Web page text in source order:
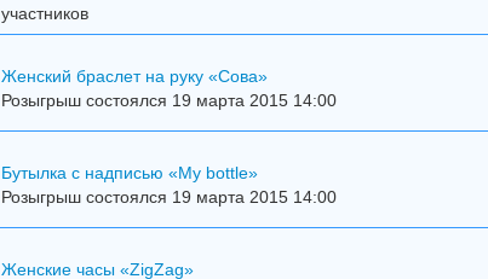
участников
Женский браслет на руку «Сова»
Розыгрыш состоялся 19 марта 2015 14:00
Бутылка с надписью «My bottle»
Розыгрыш состоялся 19 марта 2015 14:00
Женские часы «ZigZag»